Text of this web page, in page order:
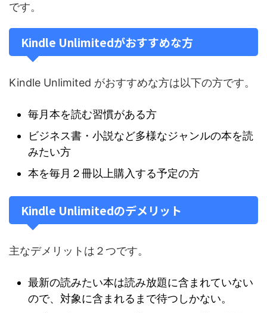
です。
Kindle Unlimitedがおすすめな方
Kindle Unlimited がおすすめな方は以下の方です。
毎月本を読む習慣がある方
ビジネス書・小説など多様なジャンルの本を読
みたい方
本を毎月２冊以上購入する予定の方
Kindle Unlimitedのデメリット
主なデメリットは２つです。
最新の読みたい本は読み放題に含まれていない
ので、対象に含まれるまで待つしかない。